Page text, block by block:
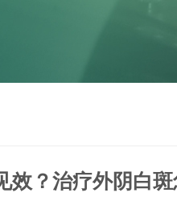
效？治疗外阴白斑